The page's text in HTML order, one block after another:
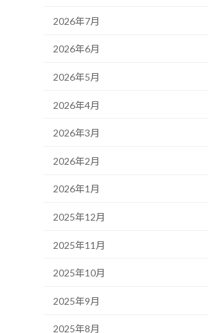
2026年7月
2026年6月
2026年5月
2026年4月
2026年3月
2026年2月
2026年1月
2025年12月
2025年11月
2025年10月
2025年9月
2025年8月